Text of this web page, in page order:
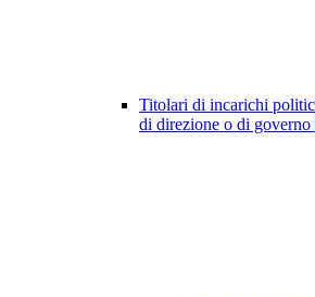
Titolari di incarichi
di direzione o di governo